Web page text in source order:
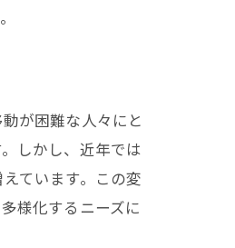
が困難な人々にと
しかし、近年では
ています。この変
様化するニーズに